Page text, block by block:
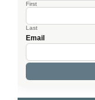
First
Last
Email